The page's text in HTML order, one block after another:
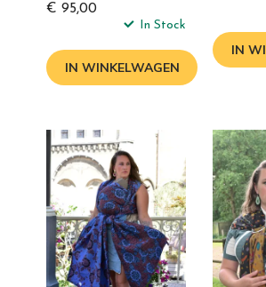
€ 95,00
In Stock
IN WINKELWAGEN
IN